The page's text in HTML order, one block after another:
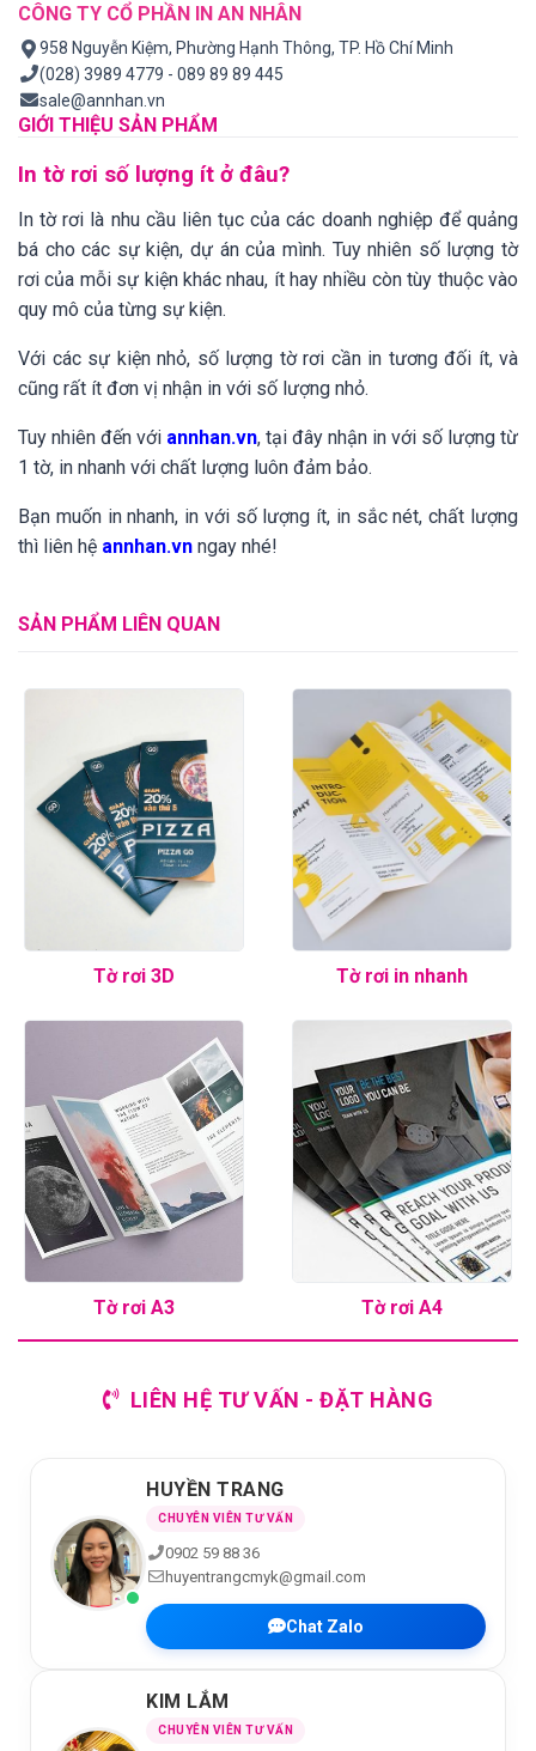
CÔNG TY CỔ PHẦN IN AN NHÂN
958 Nguyễn Kiệm, Phường Hạnh Thông, TP. Hồ Chí Minh
(028) 3989 4779 - 089 89 89 445
sale@annhan.vn
GIỚI THIỆU SẢN PHẨM
In tờ rơi số lượng ít ở đâu?
In tờ rơi là nhu cầu liên tục của các doanh nghiệp để quảng
bá cho các sự kiện, dự án của mình. Tuy nhiên số lượng tờ
rơi của mỗi sự kiện khác nhau, ít hay nhiều còn tùy thuộc vào
quy mô của từng sự kiện.
Với các sự kiện nhỏ, số lượng tờ rơi cần in tương đối ít, và
cũng rất ít đơn vị nhận in với số lượng nhỏ.
Tuy nhiên đến với annhan.vn, tại đây nhận in với số lượng từ
1 tờ, in nhanh với chất lượng luôn đảm bảo.
Bạn muốn in nhanh, in với số lượng ít, in sắc nét, chất lượng
thì liên hệ annhan.vn ngay nhé!
SẢN PHẨM LIÊN QUAN
Tờ rơi 3D Tờ rơi in nhanh
Tờ rơi A3 Tờ rơi A4
LIÊN HỆ TƯ VẤN - ĐẶT HÀNG
HUYỀN TRANG
CHUYÊN VIÊN TƯ VẤN
0902 59 88 36
huyentrangcmyk@gmail.com
Chat Zalo
KIM LẮM
CHUYÊN VIÊN TƯ VẤN